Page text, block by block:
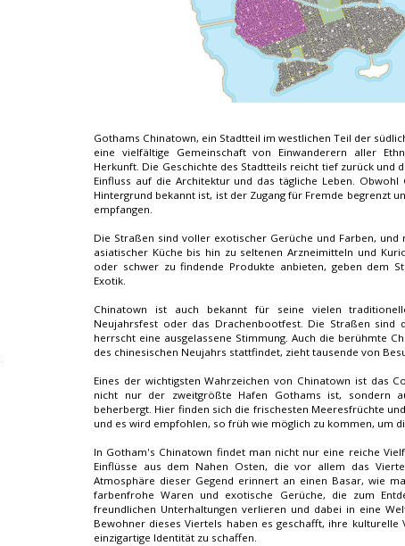
Gothams Chinatown, ein Stadtteil im westlichen Teil der
eine vielfältige Gemeinschaft von Einwanderern aller
Herkunft. Die Geschichte des Stadtteils reicht tief zurück und
Einfluss auf die Architektur und das tägliche Leben.
Hintergrund bekannt ist, ist der Zugang für Fremde begrenzt
empfangen.
Die Straßen sind voller exotischer Gerüche und Farben,
asiatischer Küche bis hin zu seltenen Arzneimitteln und
oder schwer zu findende Produkte anbieten, geben dem
Exotik.
Chinatown ist auch bekannt für seine vielen
Neujahrsfest oder das Drachenbootfest. Die Straßen sind
herrscht eine ausgelassene Stimmung. Auch die berühmte
des chinesischen Neujahrs stattfindet, zieht tausende von
Eines der wichtigsten Wahrzeichen von Chinatown ist das
nicht nur der zweitgrößte Hafen Gothams ist, sondern
beherbergt. Hier finden sich die frischesten Meeresfrüchte
und es wird empfohlen, so früh wie möglich zu kommen, um
In Gotham's Chinatown findet man nicht nur eine reiche
Einflüsse aus dem Nahen Osten, die vor allem das
Atmosphäre dieser Gegend erinnert an einen Basar, wie
farbenfrohe Waren und exotische Gerüche, die zum
freundlichen Unterhaltungen verlieren und dabei in eine
Bewohner dieses Viertels haben es geschafft, ihre kulturelle
einzigartige Identität zu schaffen.